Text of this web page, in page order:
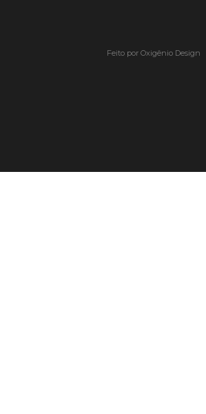
Feito por Oxigênio Design